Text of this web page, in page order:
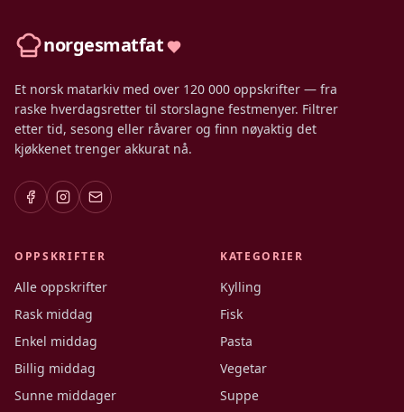
norgesmatfat
Et norsk matarkiv med over 120 000 oppskrifter — fra
raske hverdagsretter til storslagne festmenyer. Filtrer
etter tid, sesong eller råvarer og finn nøyaktig det
kjøkkenet trenger akkurat nå.
OPPSKRIFTER
Alle oppskrifter
Rask middag
Enkel middag
Billig middag
Sunne middager
KATEGORIER
Kylling
Fisk
Pasta
Vegetar
Suppe